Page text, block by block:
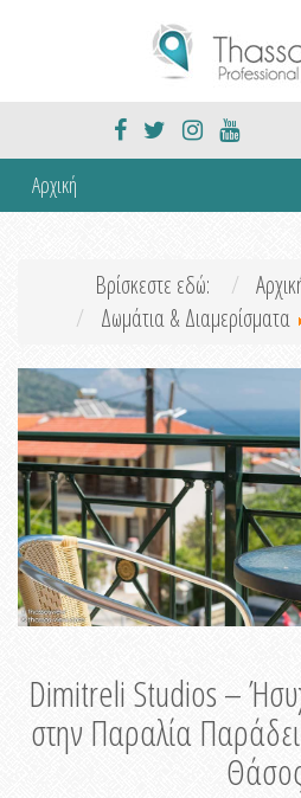
Αρχική
Βρίσκεστε εδώ:
Δωμάτια & Διαμερίσματα
Dimitreli Studios –
στην Παραλία